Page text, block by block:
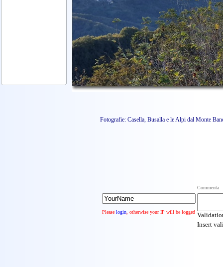
Fotografie: Casella, Busalla e le Alpi dal Monte
Commenta
Please login, otherwise your IP will be logged
Insert